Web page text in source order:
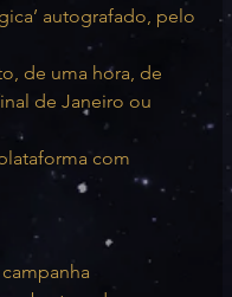
autografado, pelo
de uma hora, de
de Janeiro ou
com